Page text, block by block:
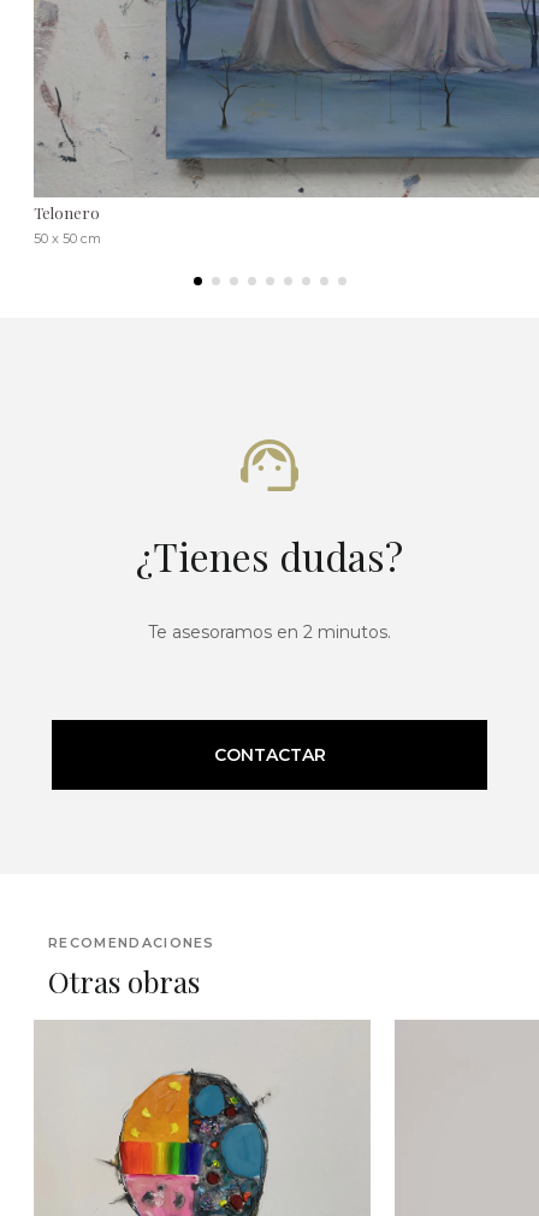
Telonero
50 x 50 cm
¿Tienes dudas?
Te asesoramos en 2 minutos.
CONTACTAR
RECOMENDACIONES
Otras obras